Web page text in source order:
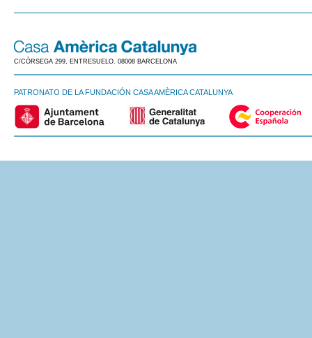
C/CÒRSEGA 299, ENTRESUELO. 08008 BARCELONA
PATRONATO DE LA FUNDACIÓN CASA AMÈRICA CATALUNYA